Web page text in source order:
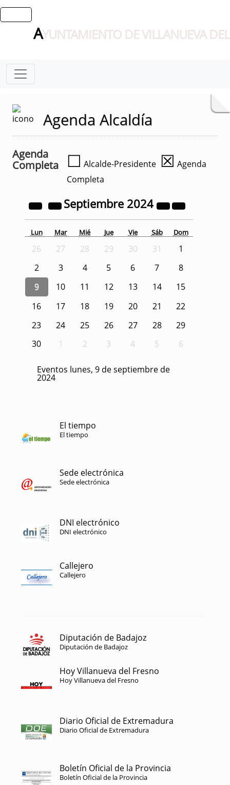
AYUNTAMIENTO DE VILLANUEVA
Agenda Alcaldía
Agenda
Completa
☐ Alcalde-Presidente ☒ Agenda
Completa
Septiembre 2024
Lun Mar Mié Jue Vie Sáb Dom
26 27 28 29 30 31
1
2
3 4 5 6 7
8
9
10 11 12 13 14
15
16
17 18 19 20 21
22
23
24 25 26 27 28
29
30
1 2 3 4 5 6
Eventos lunes, 9 de septiembre de
2024
El tiempo
El tiempo
Sede electrónica
Sede electrónica
DNI electrónico
DNI electrónico
Callejero
Callejero
Diputación de Badajoz
Diputación de Badajoz
Hoy Villanueva del Fresno
Hoy Villanueva del Fresno
Diario Oficial de Extremadura
Diario Oficial de Extremadura
Boletín Oficial de la Provincia
Boletín Oficial de la Provincia